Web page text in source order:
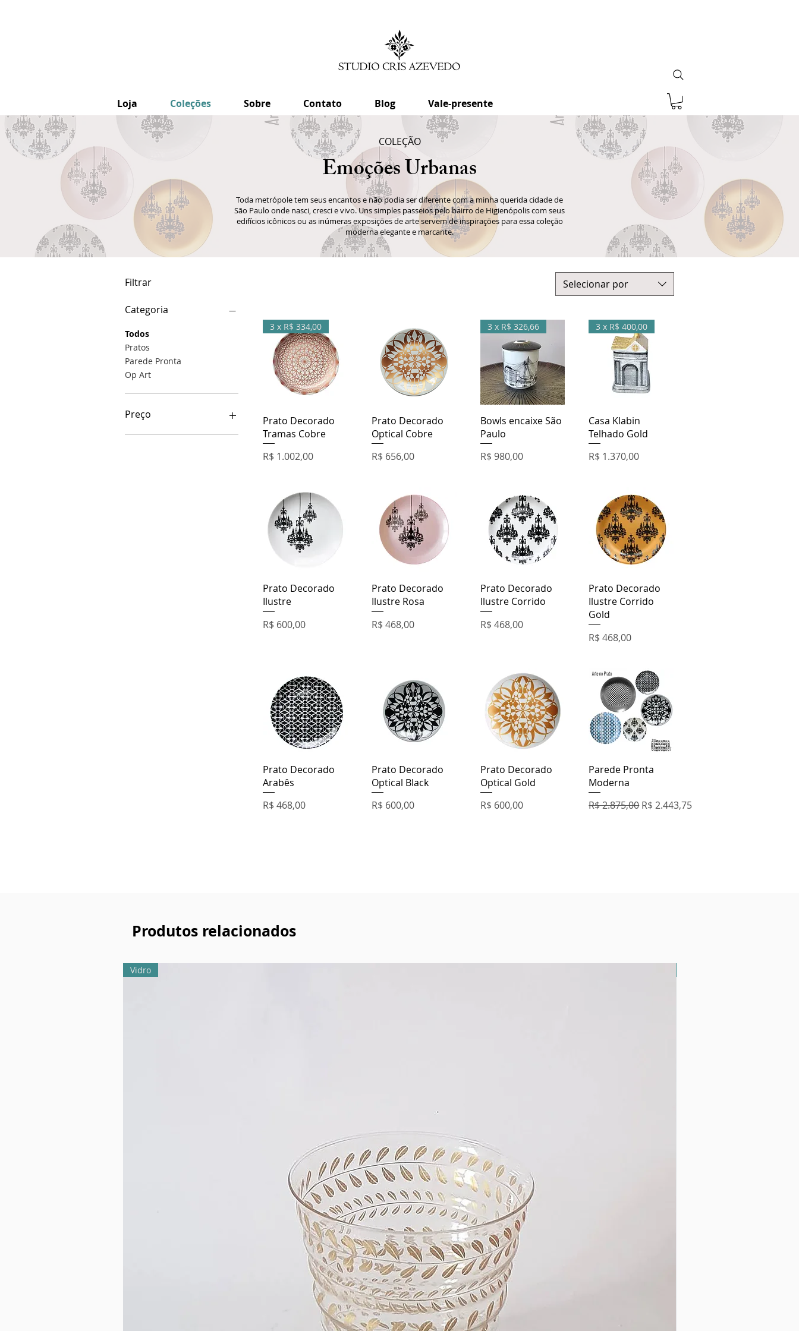
Loja Coleções Sobre Contato Blog Vale-presente
COLEÇÃO
Emoções Urbanas
Toda metrópole tem seus encantos e não podia ser diferente com a minha querida cidade de
São Paulo onde nasci, cresci e vivo. Uns simples passeios pelo bairro de Higienópolis com seus
edifícios icônicos ou as inúmeras exposições de arte servem de inspirações para essa coleção
moderna elegante e marcante.
Filtrar
Categoria
Todos
Pratos
Parede Pronta
Op Art
Preço
Selecionar por
Visualização rápida
3 x R$ 334,00
Prato Decorado
Tramas Cobre
Preço
R$ 1.002,00
Visualização rápida
Prato Decorado
Optical Cobre
Preço
R$ 656,00
Visualização rápida
3 x R$ 326,66
Bowls encaixe São
Paulo
Preço
R$ 980,00
Visualização rápida
3 x R$ 400,00
Casa Klabin
Telhado Gold
Preço
R$ 1.370,00
Visualização rápida
Prato Decorado
Ilustre
Preço
R$ 600,00
Visualização rápida
Prato Decorado
Ilustre Rosa
Preço
R$ 468,00
Visualização rápida
Prato Decorado
Ilustre Corrido
Preço
R$ 468,00
Visualização rápida
Prato Decorado
Ilustre Corrido
Gold
Preço
R$ 468,00
Visualização rápida
Prato Decorado
Arabês
Preço
R$ 468,00
Visualização rápida
Prato Decorado
Optical Black
Preço
R$ 600,00
Visualização rápida
Prato Decorado
Optical Gold
Preço
R$ 600,00
Visualização rápida
Parede Pronta
Moderna
Preço normal
R$ 2.875,00 Preço promocional
R$ 2.443,75
Produtos relacionados
Vidro